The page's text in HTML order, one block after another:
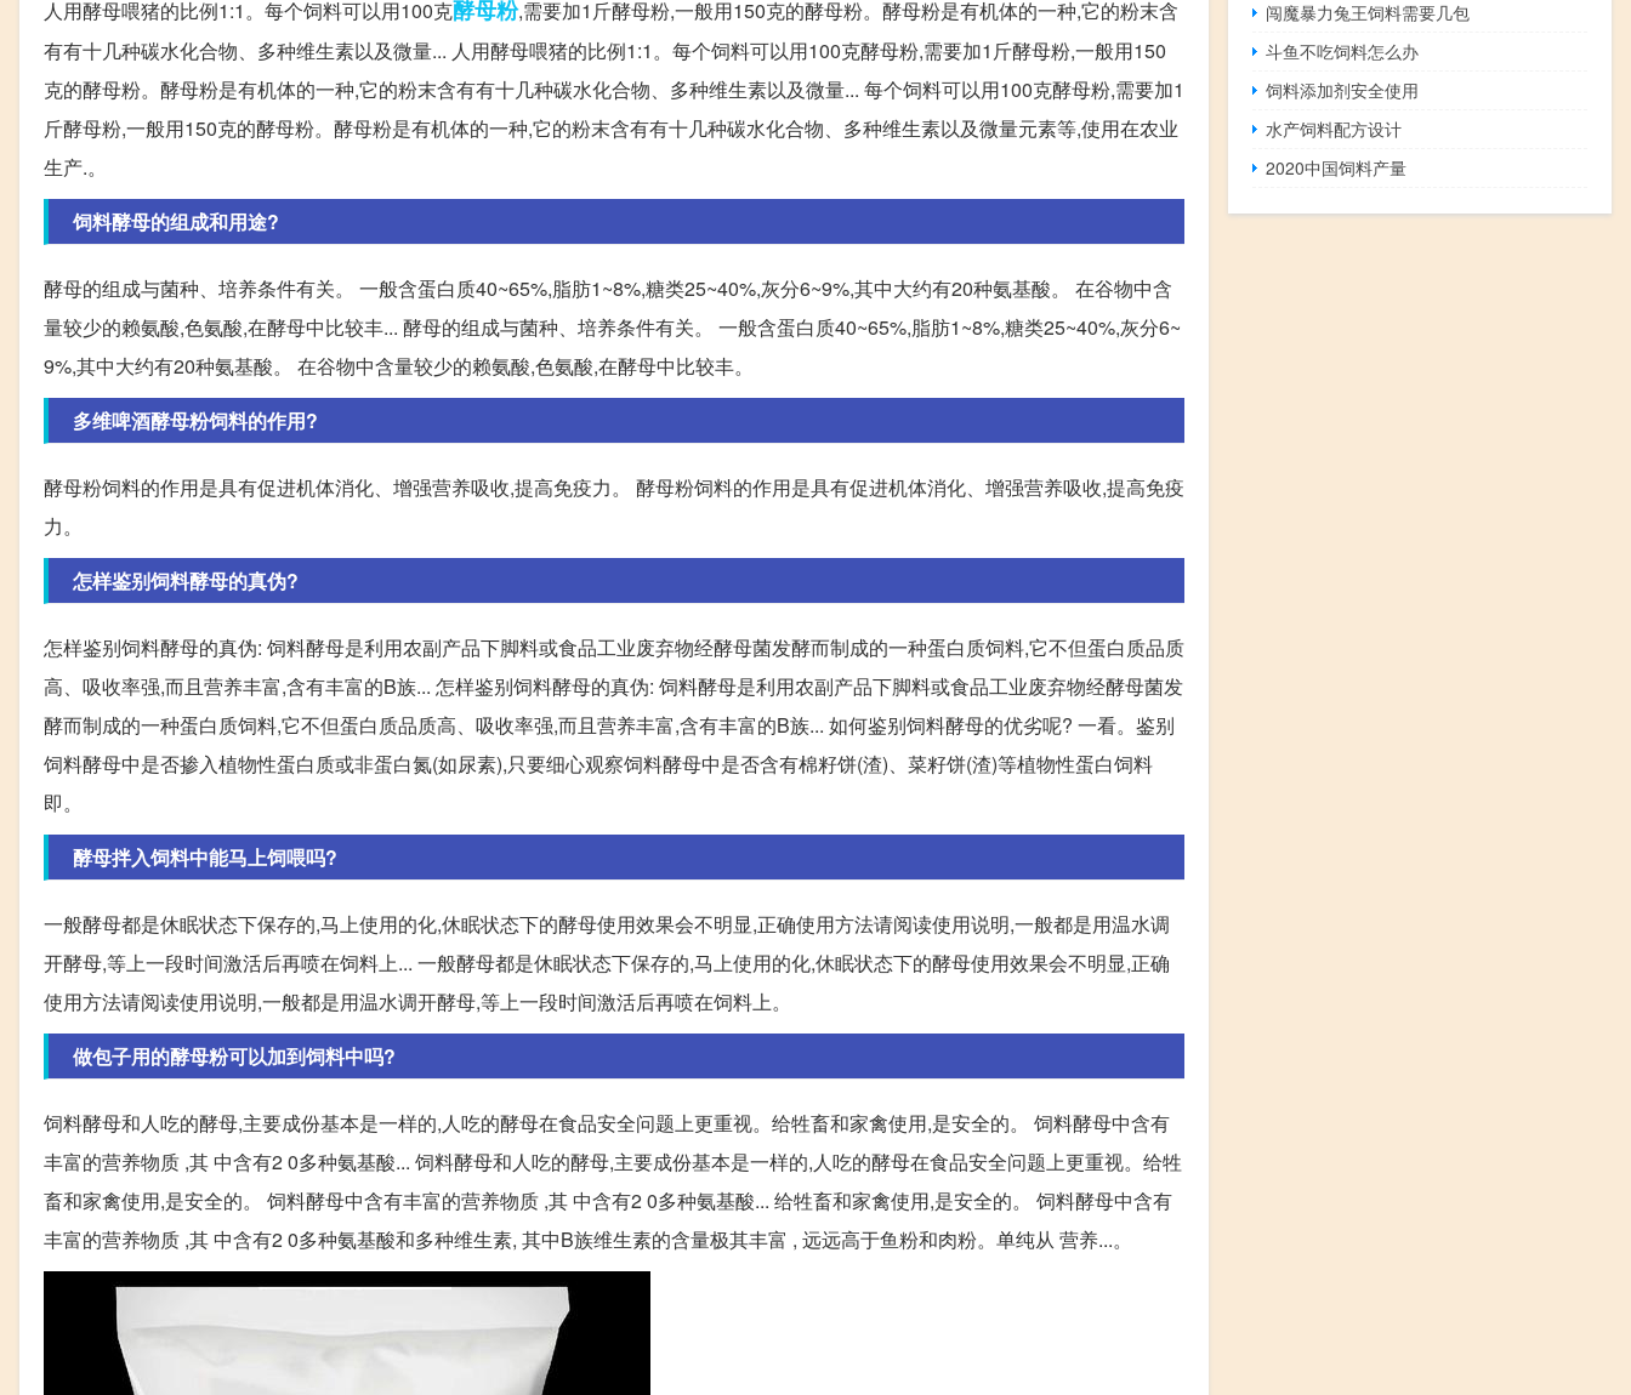
人用酵母喂猪的比例1:1。每个饲料可以用100克酵母粉,需要加1斤酵母粉,一般用150克的酵母粉。酵母粉是有机体的一种,它的粉末含
有有十几种碳水化合物、多种维生素以及微量... 人用酵母喂猪的比例1:1。每个饲料可以用100克酵母粉,需要加1斤酵母粉,一般用150
克的酵母粉。酵母粉是有机体的一种,它的粉末含有有十几种碳水化合物、多种维生素以及微量... 每个饲料可以用100克酵母粉,需要加1
斤酵母粉,一般用150克的酵母粉。酵母粉是有机体的一种,它的粉末含有有十几种碳水化合物、多种维生素以及微量元素等,使用在农业
生产.。
饲料酵母的组成和用途?
酵母的组成与菌种、培养条件有关。 一般含蛋白质40~65%,脂肪1~8%,糖类25~40%,灰分6~9%,其中大约有20种氨基酸。 在谷物中含
量较少的赖氨酸,色氨酸,在酵母中比较丰... 酵母的组成与菌种、培养条件有关。 一般含蛋白质40~65%,脂肪1~8%,糖类25~40%,灰分6~
9%,其中大约有20种氨基酸。 在谷物中含量较少的赖氨酸,色氨酸,在酵母中比较丰。
多维啤酒酵母粉饲料的作用?
酵母粉饲料的作用是具有促进机体消化、增强营养吸收,提高免疫力。 酵母粉饲料的作用是具有促进机体消化、增强营养吸收,提高免疫
力。
怎样鉴别饲料酵母的真伪?
怎样鉴别饲料酵母的真伪: 饲料酵母是利用农副产品下脚料或食品工业废弃物经酵母菌发酵而制成的一种蛋白质饲料,它不但蛋白质品质
高、吸收率强,而且营养丰富,含有丰富的B族... 怎样鉴别饲料酵母的真伪: 饲料酵母是利用农副产品下脚料或食品工业废弃物经酵母菌发
酵而制成的一种蛋白质饲料,它不但蛋白质品质高、吸收率强,而且营养丰富,含有丰富的B族... 如何鉴别饲料酵母的优劣呢? 一看。鉴别
饲料酵母中是否掺入植物性蛋白质或非蛋白氮(如尿素),只要细心观察饲料酵母中是否含有棉籽饼(渣)、菜籽饼(渣)等植物性蛋白饲料
即。
酵母拌入饲料中能马上饲喂吗?
一般酵母都是休眠状态下保存的,马上使用的化,休眠状态下的酵母使用效果会不明显,正确使用方法请阅读使用说明,一般都是用温水调
开酵母,等上一段时间激活后再喷在饲料上... 一般酵母都是休眠状态下保存的,马上使用的化,休眠状态下的酵母使用效果会不明显,正确
使用方法请阅读使用说明,一般都是用温水调开酵母,等上一段时间激活后再喷在饲料上。
做包子用的酵母粉可以加到饲料中吗?
饲料酵母和人吃的酵母,主要成份基本是一样的,人吃的酵母在食品安全问题上更重视。给牲畜和家禽使用,是安全的。 饲料酵母中含有
丰富的营养物质 ,其 中含有2 0多种氨基酸... 饲料酵母和人吃的酵母,主要成份基本是一样的,人吃的酵母在食品安全问题上更重视。给牲
畜和家禽使用,是安全的。 饲料酵母中含有丰富的营养物质 ,其 中含有2 0多种氨基酸... 给牲畜和家禽使用,是安全的。 饲料酵母中含有
丰富的营养物质 ,其 中含有2 0多种氨基酸和多种维生素, 其中B族维生素的含量极其丰富 , 远远高于鱼粉和肉粉。单纯从 营养...。
闯魔暴力兔王饲料需要几包
斗鱼不吃饲料怎么办
饲料添加剂安全使用
水产饲料配方设计
2020中国饲料产量